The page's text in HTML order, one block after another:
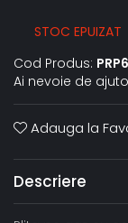
STOC EPUIZAT
Cod Produs:
Ai nevoie de
Adauga la
Descriere